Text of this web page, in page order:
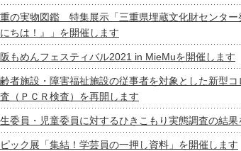
の実物図鑑 特集展示「三重県埋蔵文化財センタ
ちは！』」を開催します
もめんフェスティバル2021 in MieMuを開催します
者施設・障害福祉施設の従事者を対象とした新型
（ＰＣＲ検査）を再開します
委員・児童委員に対するひきこもり実態調査の結果
ック展「集結！学芸員の一押し資料」を開催します